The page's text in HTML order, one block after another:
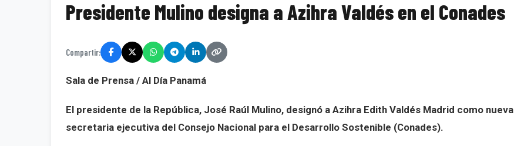
Presidente Mulino designa a Azihra Valdés en el Conades
Compartir:
Sala de Prensa / Al Día Panamá
El presidente de la República, José Raúl Mulino, designó a Azihra Edith Valdés Madrid como nueva
secretaria ejecutiva del Consejo Nacional para el Desarrollo Sostenible (Conades).